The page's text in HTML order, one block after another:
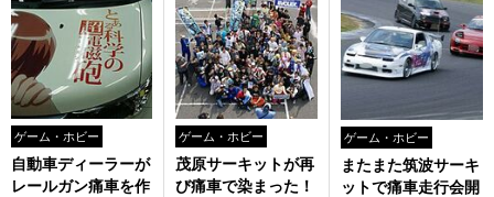
ゲーム・ホビー
自動車ディーラーが
レールガン痛車を作
ゲーム・ホビー
茂原サーキットが再
び痛車で染まった！
ゲーム・ホビー
またまた筑波サーキ
ットで痛車走行会開